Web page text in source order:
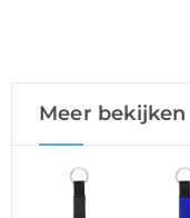
Meer bekijken